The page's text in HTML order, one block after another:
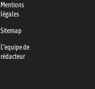
Mentions
légales
Sitemap
L"equipe de
rédacteur